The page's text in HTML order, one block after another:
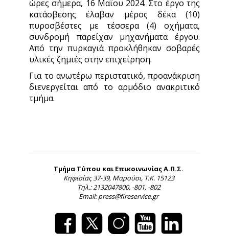
ώρες σήμερα, 16 Μαΐου 2024. Στο έργο της
κατάσβεσης έλαβαν μέρος δέκα (10)
πυροσβέστες με τέσσερα (4) οχήματα,
συνδρομή παρείχαν μηχανήματα έργου.
Από την πυρκαγιά προκλήθηκαν σοβαρές
υλικές ζημιές στην επιχείρηση.
Για το ανωτέρω περιστατικό, προανάκριση
διενεργείται από το αρμόδιο ανακριτικό
τμήμα.
Τμήμα Τύπου και Επικοινωνίας Α.Π.Σ.
Κηφισίας 37-39, Μαρούσι, Τ.Κ. 15123
Τηλ.: 2132047800, -801, -802
Email: press@fireservice.gr